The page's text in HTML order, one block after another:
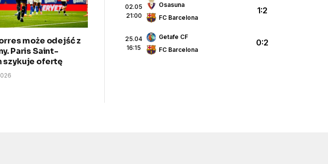
może odejść z
Paris Saint-
szykuje ofertę
02.05
21:00
Osasuna
FC Barcelona
1:2
25.04
16:15
Getafe CF
FC Barcelona
0:2